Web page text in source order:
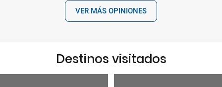
VER MÁS OPINIONES
Destinos visitados